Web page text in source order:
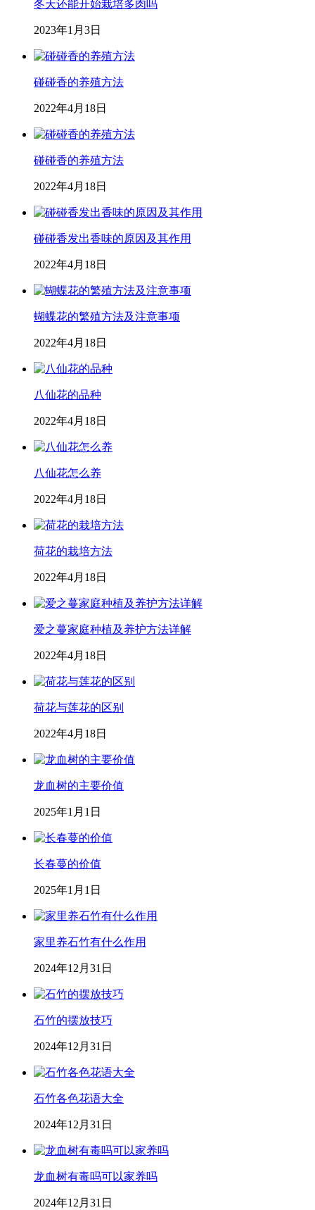
冬天还能开始栽培多肉吗
2023年1月3日
碰碰香的养殖方法
2022年4月18日
碰碰香的养殖方法
2022年4月18日
碰碰香发出香味的原因及其作用
2022年4月18日
蝴蝶花的繁殖方法及注意事项
2022年4月18日
八仙花的品种
2022年4月18日
八仙花怎么养
2022年4月18日
荷花的栽培方法
2022年4月18日
爱之蔓家庭种植及养护方法详解
2022年4月18日
荷花与莲花的区别
2022年4月18日
龙血树的主要价值
2025年1月1日
长春蔓的价值
2025年1月1日
家里养石竹有什么作用
2024年12月31日
石竹的摆放技巧
2024年12月31日
石竹各色花语大全
2024年12月31日
龙血树有毒吗可以家养吗
2024年12月31日